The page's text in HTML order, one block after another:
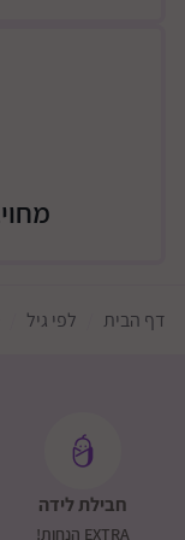
דף הבית לפי גיל
חבילת לידה
EXTRA הנחות!